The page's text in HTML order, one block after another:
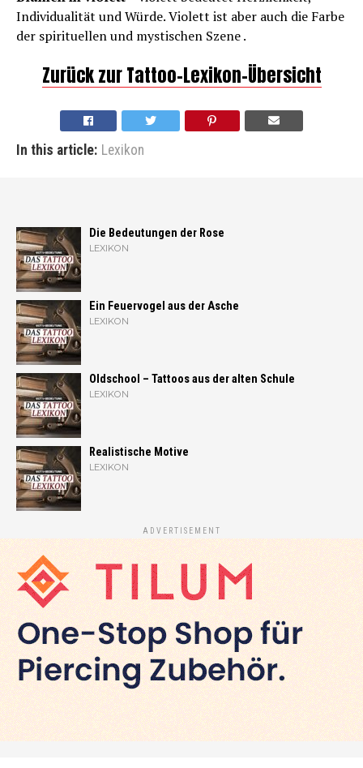
Individualität und Würde. Violett ist aber auch die Farbe
der spirituellen und mystischen Szene .
Zurück zur Tattoo-Lexikon-Übersicht
In this article: Lexikon
Die Bedeutungen der Rose
LEXIKON
Ein Feuervogel aus der Asche
LEXIKON
Oldschool – Tattoos aus der alten Schule
LEXIKON
Realistische Motive
LEXIKON
ADVERTISEMENT